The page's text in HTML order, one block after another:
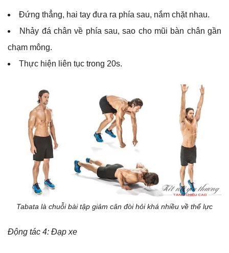
Đứng thẳng, hai tay đưa ra phía sau, nắm chặt nhau.
Nhảy đá chân về phía sau, sao cho mũi bàn chân gần
chạm mông.
Thực hiện liên tục trong 20s.
Tabata là chuỗi bài tập giảm cân đòi hỏi khá nhiều về thể lực
Động tác 4: Đạp xe